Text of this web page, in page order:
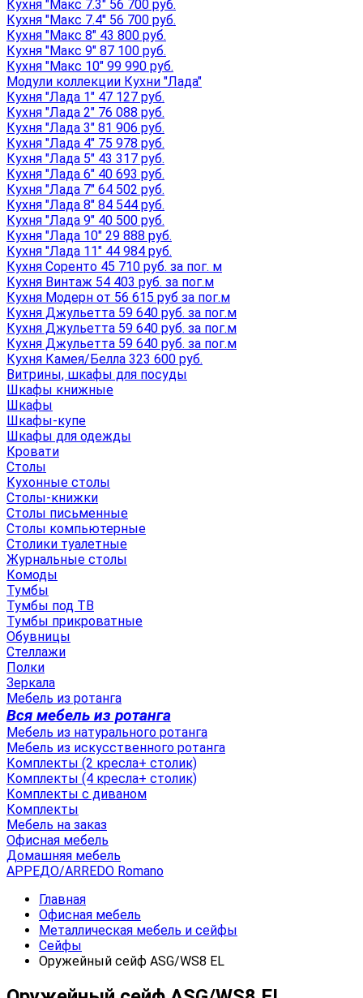
Кухня "Макс 7.3" 56 700 руб.
Кухня "Макс 7.4" 56 700 руб.
Кухня "Макс 8" 43 800 руб.
Кухня "Макс 9" 87 100 руб.
Кухня "Макс 10" 99 990 руб.
Модули коллекции Кухни "Лада"
Кухня "Лада 1" 47 127 руб.
Кухня "Лада 2" 76 088 руб.
Кухня "Лада 3" 81 906 руб.
Кухня "Лада 4" 75 978 руб.
Кухня "Лада 5" 43 317 руб.
Кухня "Лада 6" 40 693 руб.
Кухня "Лада 7" 64 502 руб.
Кухня "Лада 8" 84 544 руб.
Кухня "Лада 9" 40 500 руб.
Кухня "Лада 10" 29 888 руб.
Кухня "Лада 11" 44 984 руб.
Кухня Соренто 45 710 руб. за пог. м
Кухня Винтаж 54 403 руб. за пог.м
Кухня Модерн от 56 615 руб за пог.м
Кухня Джульетта 59 640 руб. за пог.м
Кухня Джульетта 59 640 руб. за пог.м
Кухня Джульетта 59 640 руб. за пог.м
Кухня Камея/Белла 323 600 руб.
Витрины, шкафы для посуды
Шкафы книжные
Шкафы
Шкафы-купе
Шкафы для одежды
Кровати
Столы
Кухонные столы
Столы-книжки
Столы письменные
Столы компьютерные
Столики туалетные
Журнальные столы
Комоды
Тумбы
Тумбы под ТВ
Тумбы прикроватные
Обувницы
Стеллажи
Полки
Зеркала
Мебель из ротанга
Вся мебель из ротанга
Мебель из натурального ротанга
Мебель из искусственного ротанга
Комплекты (2 кресла+ столик)
Комплекты (4 кресла+ столик)
Комплекты с диваном
Комплекты
Мебель на заказ
Офисная мебель
Домашняя мебель
АРРЕДО/ARREDO Romano
Главная
Офисная мебель
Металлическая мебель и сейфы
Сейфы
Оружейный сейф ASG/WS8 EL